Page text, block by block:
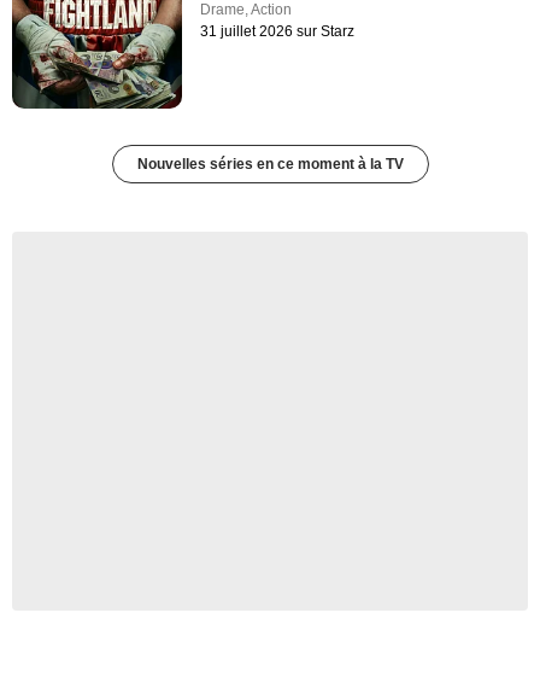
Drame,Action
31 juillet 2026 sur Starz
Nouvelles séries en ce moment à la TV